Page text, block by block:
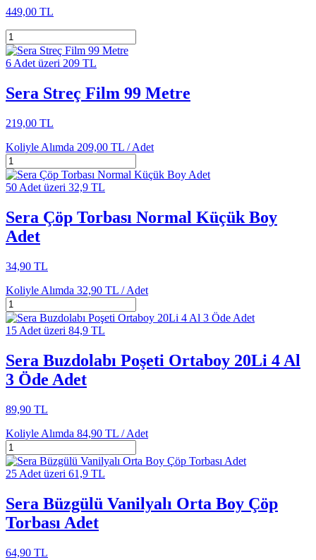
449,00 TL
6 Adet üzeri 209 TL
Sera Streç Film 99 Metre
219,00 TL
Koliyle Alımda 209,00 TL /Adet
50 Adet üzeri 32,9 TL
Sera Çöp Torbası Normal Küçük Boy
Adet
34,90 TL
Koliyle Alımda 32,90 TL /Adet
15 Adet üzeri 84,9 TL
Sera Buzdolabı Poşeti Ortaboy 20Li 4 Al
3 Öde Adet
89,90 TL
Koliyle Alımda 84,90 TL /Adet
25 Adet üzeri 61,9 TL
Sera Büzgülü Vanilyalı Orta Boy Çöp
Torbası Adet
64,90 TL